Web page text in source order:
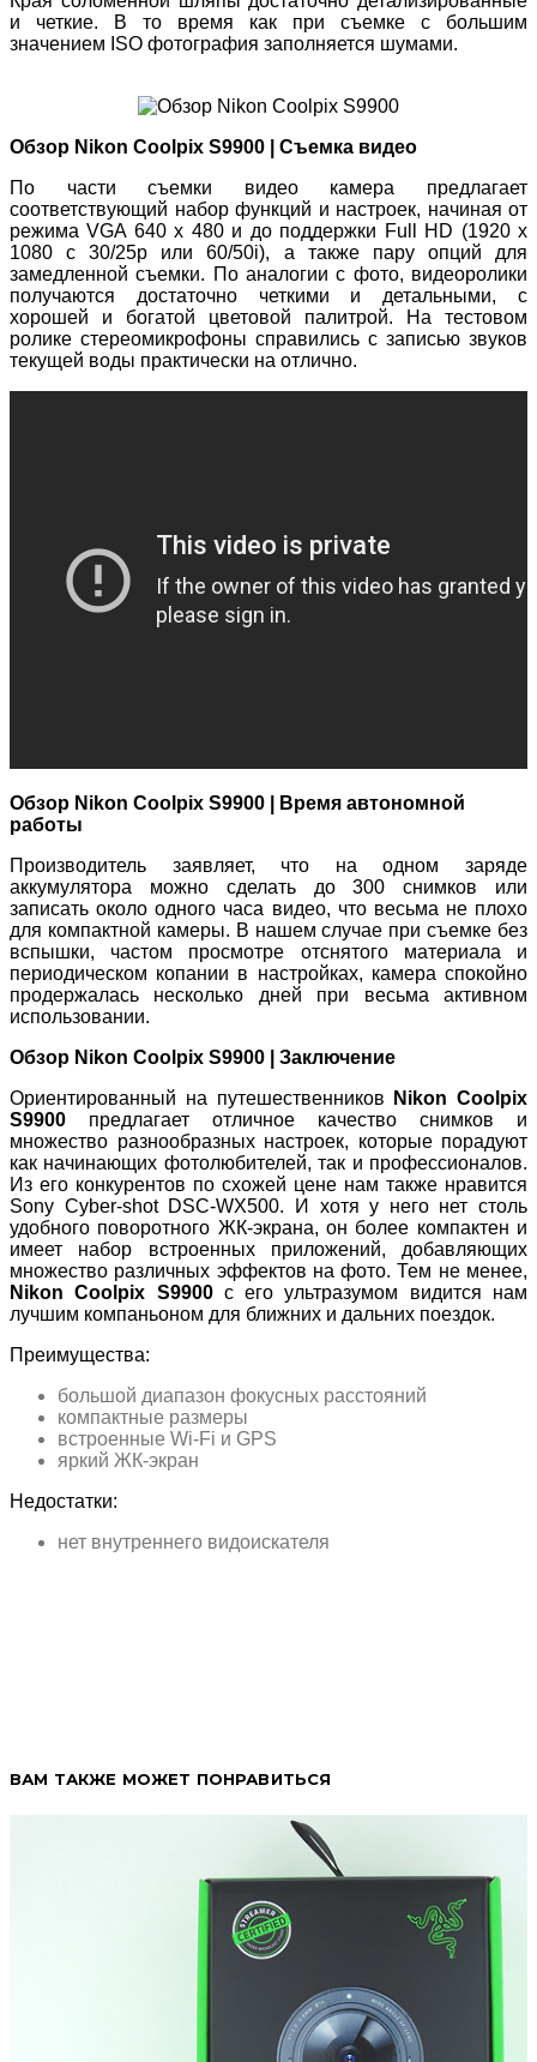
и четкие. В то время как при съемке с большим
значением ISO фотография заполняется шумами.
Обзор Nikon Coolpix S9900 | Съемка видео
По части съемки видео камера предлагает
соответствующий набор функций и настроек, начиная от
режима VGA 640 х 480 и до поддержки Full HD (1920 x
1080 c 30/25p или 60/50i), а также пару опций для
замедленной съемки. По аналогии с фото, видеоролики
получаются достаточно четкими и детальными, с
хорошей и богатой цветовой палитрой. На тестовом
ролике стереомикрофоны справились с записью звуков
текущей воды практически на отлично.
Обзор Nikon Coolpix S9900 | Время автономной
работы
Производитель заявляет, что на одном заряде
аккумулятора можно сделать до 300 снимков или
записать около одного часа видео, что весьма не плохо
для компактной камеры. В нашем случае при съемке без
вспышки, частом просмотре отснятого материала и
периодическом копании в настройках, камера спокойно
продержалась несколько дней при весьма активном
использовании.
Обзор Nikon Coolpix S9900 | Заключение
Ориентированный на путешественников
Nikon Coolpix
S9900 предлагает отличное качество снимков и
множество разнообразных настроек, которые порадуют
как начинающих фотолюбителей, так и профессионалов.
Из его конкурентов по схожей цене нам также нравится
Sony Cyber-shot DSC-WX500. И хотя у него нет столь
удобного поворотного ЖК-экрана, он более компактен и
имеет набор встроенных приложений, добавляющих
множество различных эффектов на фото. Тем не менее,
Nikon Coolpix S9900с его ультразумом видится нам
лучшим компаньоном для ближних и дальних поездок.
Преимущества:
большой диапазон фокусных расстояний
компактные размеры
встроенные Wi-Fi и GPS
яркий ЖК-экран
Недостатки:
нет внутреннего видоискателя
ВАМ ТАКЖЕ МОЖЕТ ПОНРАВИТЬСЯ